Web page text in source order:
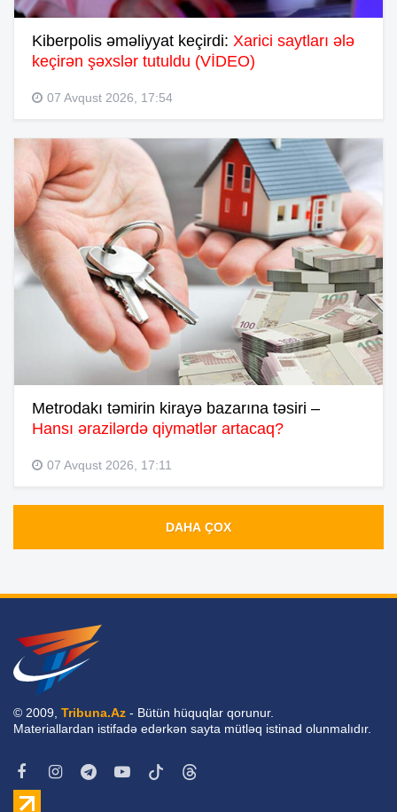
Kiberpolis əməliyyat keçirdi: Xarici saytları ələ
keçirən şəxslər tutuldu (VİDEO)
07 Avqust 2026, 17:54
Metrodakı təmirin kirayə bazarına təsiri –
Hansı ərazilərdə qiymətlər artacaq?
07 Avqust 2026, 17:11
DAHA ÇOX
© 2009, Tribuna.Az - Bütün hüquqlar qorunur.
Materiallardan istifadə edərkən sayta mütləq istinad olunmalıdır.